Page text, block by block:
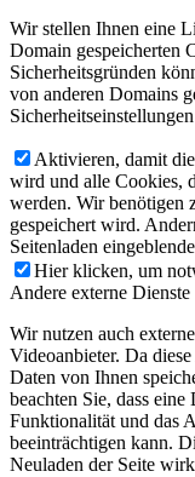
Wir stellen Ihnen eine
Domain gespeicherten
Sicherheitsgründen
von anderen Domains
Aktivieren, damit
wird und alle Cookies,
werden. Wir benötigen
gespeichert wird.
Seitenladen
Hier klicken, um
Andere externe Dienste
Wir nutzen auch
Videoanbieter. Da
Daten von Ihnen
beachten Sie, dass
Funktionalität und das
beeinträchtigen kann.
Neuladen der Seite